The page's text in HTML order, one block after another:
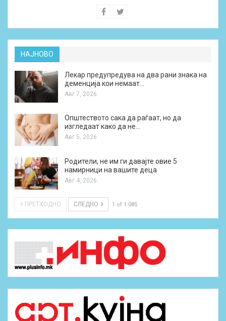
НАЈНОВО
Лекар предупредува на два рани знака на
деменција кои немаат…
Авг 7, 2026
Општеството сака да раѓаат, но да
изгледаат како да не…
Авг 5, 2026
Родители, не им ги давајте овие 5
намирници на вашите деца
Авг 4, 2026
ПРЕТХОДНО СЛЕДНО 1 of 1.085